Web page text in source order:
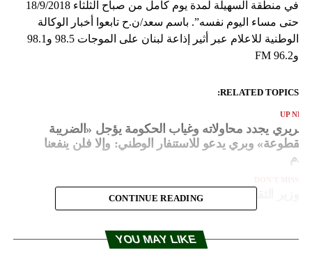
في منطقة السهيلة لمدة يوم كامل من صباح الثلثاء 18/9/2018
حتى مساء اليوم نفسه”. باسم سعد/ن.ح تابعوا أخبار الوكالة
الوطنية للاعلام عبر أثير إذاعة لبنان على الموجات 98.5 و98.1
و96.2 FM
RELATED TOPICS:
UP
يجدد محاولاته وغياب الحكومة يؤجل «الضريبة
وبري يدعو للاستنفار الوطني: وإلا فلن ينفعنا
وزير الثقافة استقبل رئيسة جمعية ماراتون بيروت
CONTINUE READING
YOU MAY LIKE